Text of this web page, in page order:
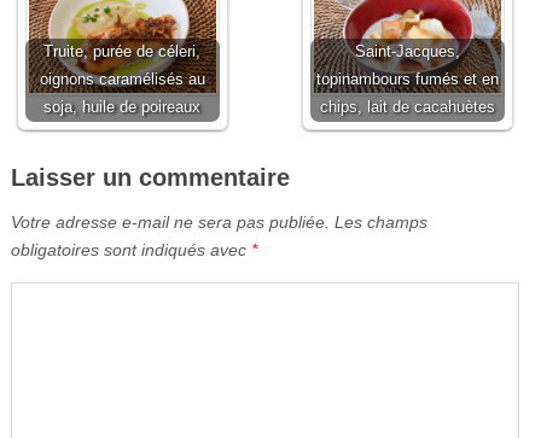
Truite, purée de céleri,
oignons caramélisés au
soja, huile de poireaux
Saint-Jacques,
topinambours fumés et en
chips, lait de cacahuètes
Laisser un commentaire
Votre adresse e-mail ne sera pas publiée. Les champs
obligatoires sont indiqués avec *